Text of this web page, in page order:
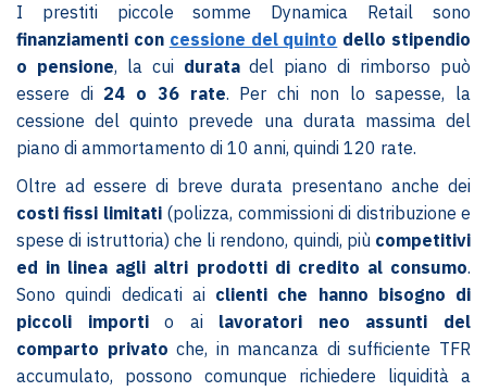
I prestiti piccole somme Dynamica Retail sono
finanziamenti con cessione del quinto dello stipendio
o pensione, la cui duratadel piano di rimborso può
essere di 24 o 36 rate. Per chi non lo sapesse, la
cessione del quinto prevede una durata massima del
piano di ammortamento di 10 anni, quindi 120 rate.
Oltre ad essere di breve durata presentano anche dei
costi fissi limitati (polizza, commissioni di distribuzione e
spese di istruttoria) che li rendono, quindi, più competitivi
ed in linea agli altri prodotti di credito al consumo.
Sono quindi dedicati ai clienti che hanno bisogno di
piccoli importio ai lavoratori neo assunti del
comparto privato che, in mancanza di sufficiente TFR
accumulato, possono comunque richiedere liquidità a